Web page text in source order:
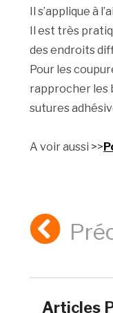
Il s’applique à
Il est très
des endroits
Pour les
rapprocher les
sutures
A voir aussi >>
Articles